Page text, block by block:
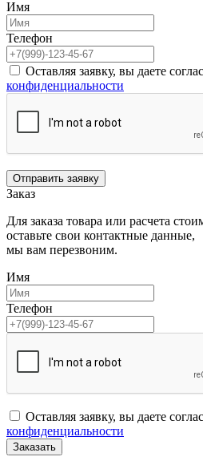
Имя
Телефон
Оставляя заявку, вы даете
конфиденциальности
Отправить заявку
Заказ
Для заказа товара или расчета
оставьте свои контактные данные,
мы вам перезвоним.
Имя
Телефон
Оставляя заявку, вы даете
конфиденциальности
Заказать